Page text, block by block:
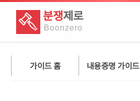
분쟁제로
Boonzero
가이드 홈 내용증명 가이드